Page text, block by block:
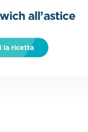
all’astice
la ricetta